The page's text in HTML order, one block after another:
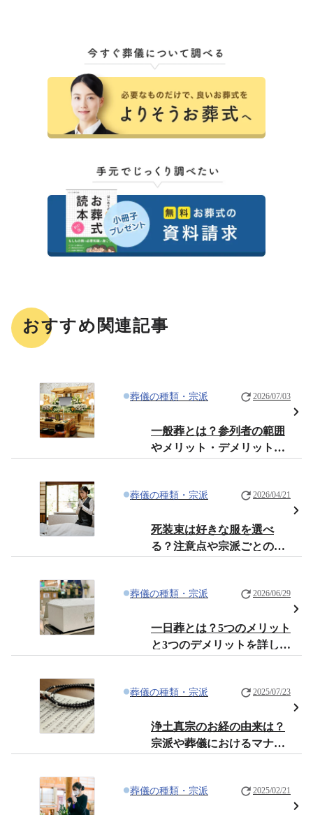
おすすめ関連記事
葬儀の種類・宗派 2026/07/03
一般葬とは？参列者の範囲
やメリット・デメリットな
葬儀の種類・宗派 2026/04/21
死装束は好きな服を選べ
る？注意点や宗派ごとの違
葬儀の種類・宗派 2026/06/29
一日葬とは？5つのメリット
と3つのデメリットを詳しく
葬儀の種類・宗派 2025/07/23
浄土真宗のお経の由来は？
宗派や葬儀におけるマナー
葬儀の種類・宗派 2025/02/21